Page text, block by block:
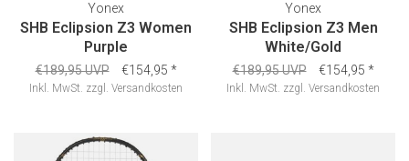
Yonex
SHB Eclipsion Z3 Women
Purple
€189,95 UVP €154,95 *
Inkl. MwSt. zzgl. Versandkosten
Yonex
SHB Eclipsion Z3 Men
White/Gold
€189,95 UVP €154,95 *
Inkl. MwSt. zzgl. Versandkosten